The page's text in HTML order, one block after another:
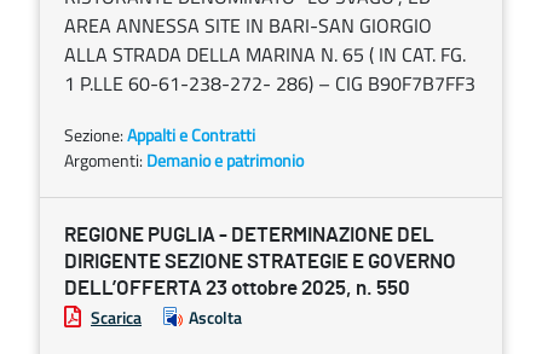
AREA ANNESSA SITE IN BARI-SAN GIORGIO
ALLA STRADA DELLA MARINA N. 65 ( IN CAT. FG.
1 P.LLE 60-61-238-272- 286) – CIG B90F7B7FF3
Sezione:Appalti e Contratti
Argomenti: Demanio e patrimonio
REGIONE PUGLIA - DETERMINAZIONE DEL
DIRIGENTE SEZIONE STRATEGIE E GOVERNO
DELL’OFFERTA 23 ottobre 2025, n. 550
Scarica Ascolta